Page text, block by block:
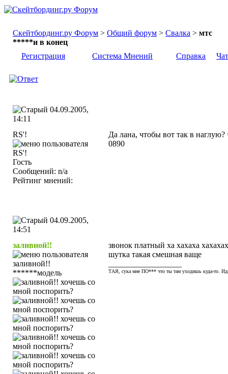
Скейтбординг.ру Форум > Общий форум > Свалка > мтс
*****и в конец
Регистрация
Система Мнений Справка Чат
04.09.2005,
14:11
RS'!
Гость
Сообщений: n/a
Рейтинг мнений:
Да лана, чтобы вот так в
0890
04.09.2005,
14:51
заливной!!
******модель
звонок платный ха хахаха
шутка такая смешная ваще
ТАЯ, сука мне ПО*** что ты там уходишь куда-то.